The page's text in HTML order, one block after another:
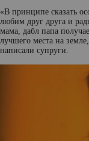
«В принципе сказать
любим друг друга и
мама, дабл папа
лучшего места на
написали супруги.